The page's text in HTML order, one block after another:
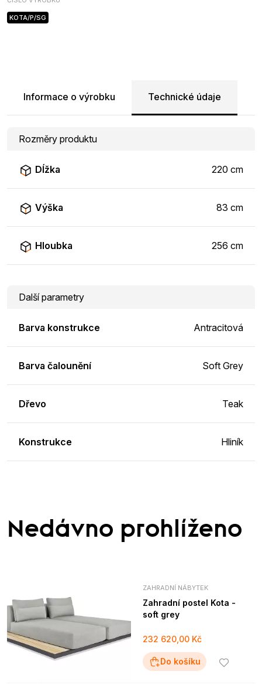
KOTA/P/SG
Informace o výrobku Technické údaje
Rozměry produktu
Dĺžka 220 cm
Výška 83 cm
Hloubka 256 cm
Další parametry
Barva konstrukce Antracitová
Barva čalounění Soft Grey
Dřevo Teak
Konstrukce Hliník
Nedávno prohlíženo
ZAHRADNÍ NÁBYTEK
Zahradní postel Kota -
soft grey
232 620,00 Kč
Do košíku